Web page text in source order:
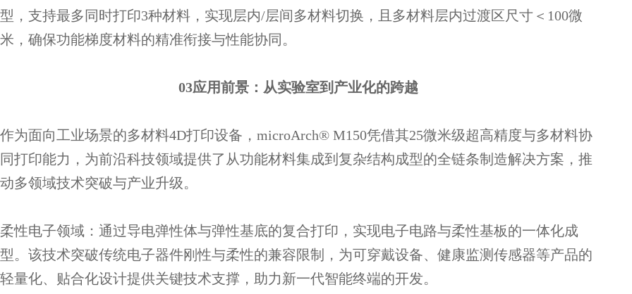
型，支持最多同时打印3种材料，实现层内/层间多材料切换，且多材料层内过渡区尺寸＜100微
米，确保功能梯度材料的精准衔接与性能协同。
03应用前景：从实验室到产业化的跨越
作为面向工业场景的多材料4D打印设备，microArch® M150凭借其25微米级超高精度与多材料协
同打印能力，为前沿科技领域提供了从功能材料集成到复杂结构成型的全链条制造解决方案，推
动多领域技术突破与产业升级。
柔性电子领域：通过导电弹性体与弹性基底的复合打印，实现电子电路与柔性基板的一体化成
型。该技术突破传统电子器件刚性与柔性的兼容限制，为可穿戴设备、健康监测传感器等产品的
轻量化、贴合化设计提供关键技术支撑，助力新一代智能终端的开发。